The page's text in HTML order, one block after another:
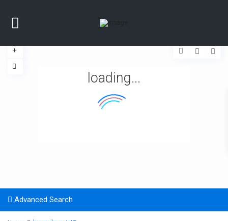
loading...
Advanced Search